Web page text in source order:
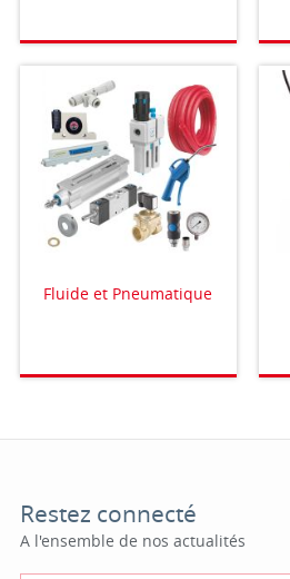
Fluide et Pneumatique
Restez connecté
A l'ensemble de nos actualités